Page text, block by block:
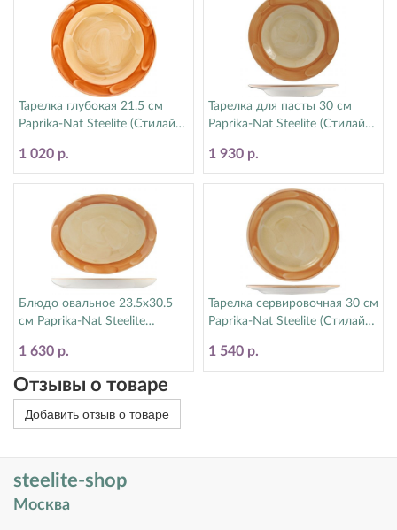
Тарелка глубокая 21.5 см
Paprika-Nat Steelite (Стилайт)
1 020 р.
Тарелка для пасты 30 см
Paprika-Nat Steelite (Стилайт)
1 930 р.
Блюдо овальное 23.5х30.5
см Paprika-Nat Steelite
1 630 р.
Тарелка сервировочная 30 см
Paprika-Nat Steelite (Стилайт)
1 540 р.
Отзывы о товаре
Добавить отзыв о товаре
steelite-shop
Москва